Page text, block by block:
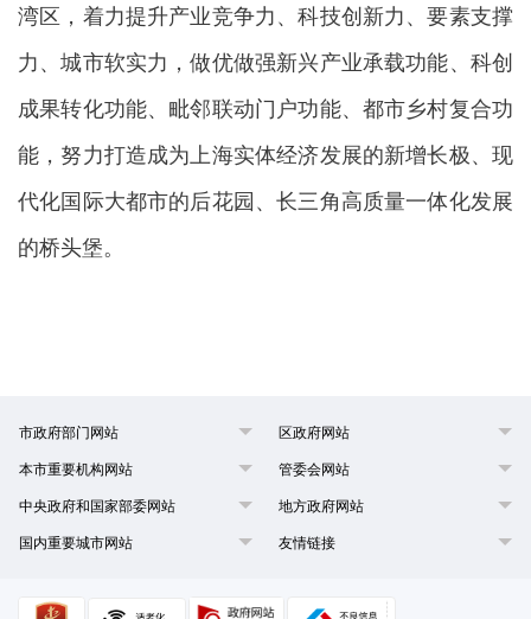
湾区，着力提升产业竞争力、科技创新力、要素支撑
力、城市软实力，做优做强新兴产业承载功能、科创
成果转化功能、毗邻联动门户功能、都市乡村复合功
能，努力打造成为上海实体经济发展的新增长极、现
代化国际大都市的后花园、长三角高质量一体化发展
的桥头堡。
市政府部门网站 区政府网站
本市重要机构网站 管委会网站
中央政府和国家部委网站 地方政府网站
国内重要城市网站 友情链接